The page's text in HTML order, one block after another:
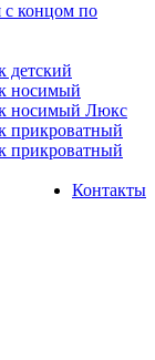
с концом по
детский
носимый
носимый Люкс
прикроватный
прикроватный
Контакты